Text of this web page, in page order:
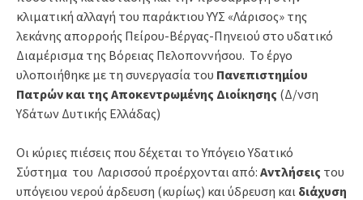
κλιματική αλλαγή του παράκτιου ΥΥΣ «Λάρισος» της
λεκάνης απορροής Πείρου-Βέργας-Πηνειού στο υδατικό
Διαμέρισμα της Βόρειας Πελοποννήσου. Το έργο
υλοποιήθηκε με τη συνεργασία του Πανεπιστημίου
Πατρών και της Αποκεντρωμένης Διοίκησης (Δ/νση
Υδάτων Δυτικής Ελλάδας)
Οι κύριες πιέσεις που δέχεται το Υπόγειο Υδατικό
Σύστημα του Λαρισσού προέρχονται από: Αντλήσεις του
υπόγειου νερού άρδευση (κυρίως) και ύδρευση και διάχυση